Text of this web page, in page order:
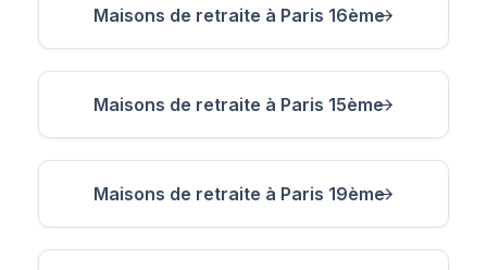
Maisons de retraite à Paris 16ème
Maisons de retraite à Paris 15ème
Maisons de retraite à Paris 19ème